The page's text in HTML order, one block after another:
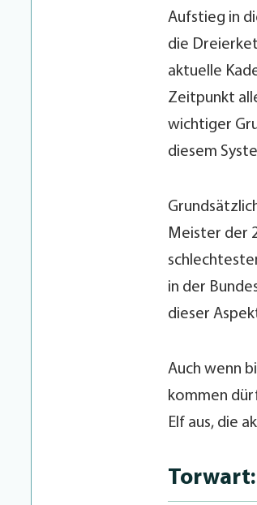
Aufstieg in
die
aktuelle
Zeitpunkt
wichtiger
diesem
Meister der
in der
dieser
Auch wenn
kommen
Elf aus, die